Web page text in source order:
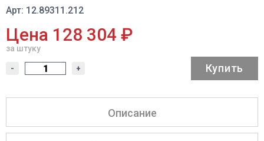
Арт: 12.89311.212
Цена 128 304 ₽
за штуку
- + Купить
Описание